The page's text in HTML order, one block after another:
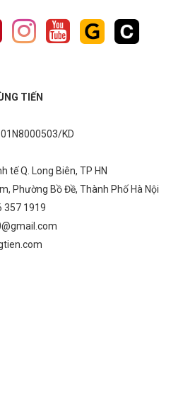
TIẾN
01N8000503/KD
tế Q. Long Biên, TP HN
Phường Bồ Đề, Thành Phố Hà Nội
357 1919